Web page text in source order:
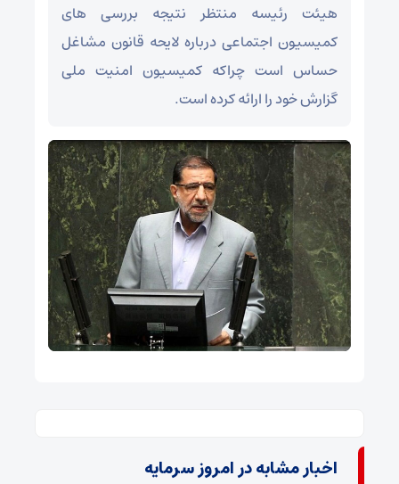
هیئت رئیسه منتظر نتیجه بررسی های
کمیسیون اجتماعی درباره لایحه قانون مشاغل
حساس است چراکه کمیسیون امنیت ملی
گزارش خود را ارائه کرده است.
اخبار مشابه در امروز سرمایه